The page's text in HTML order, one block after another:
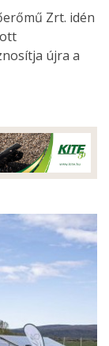
Zrt. idén
újra a